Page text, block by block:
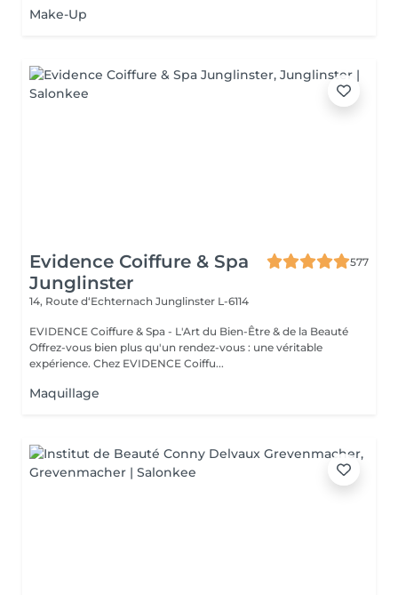
Make-Up
Evidence Coiffure & Spa
Junglinster
577
14, Route d‘Echternach Junglinster L-6114
EVIDENCE Coiffure & Spa - L'Art du Bien-Être & de la Beauté
Offrez-vous bien plus qu'un rendez-vous : une véritable
expérience. Chez EVIDENCE Coiffu...
Maquillage